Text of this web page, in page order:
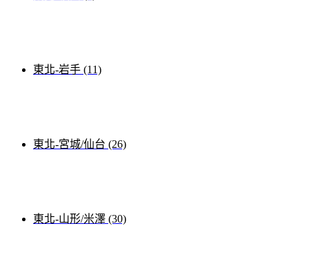
東北-岩手 (11)
東北-宮城/仙台 (26)
東北-山形/米澤 (30)